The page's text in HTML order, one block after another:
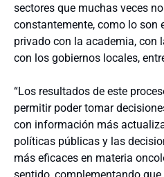
sectores que muchas veces
constantemente, como lo son
privado con la academia, con
con los gobiernos locales,
“Los resultados de este
permitir poder tomar
con información más
políticas públicas y las
más eficaces en materia
sentido, complementando que